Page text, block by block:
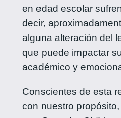
en edad escolar
decir,
alguna alteración del
que puede impactar
académico y
Conscientes de esta
con nuestro